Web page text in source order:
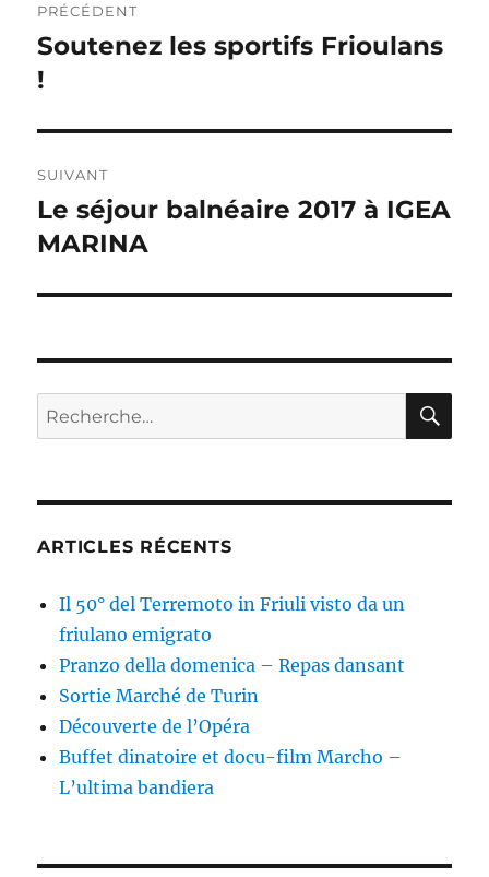
de
l’article
PRÉCÉDENT
Publication
précédente :
Soutenez les sportifs Frioulans
!
SUIVANT
Publication
suivante :
Le séjour balnéaire 2017 à IGEA
MARINA
Recherche
pour :
ARTICLES RÉCENTS
Il 50° del Terremoto in Friuli visto da un
friulano emigrato
Pranzo della domenica – Repas dansant
Sortie Marché de Turin
Découverte de l’Opéra
Buffet dinatoire et docu-film Marcho –
L’ultima bandiera